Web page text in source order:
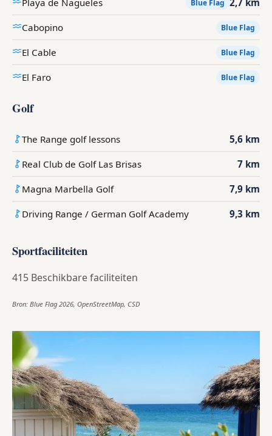
Playa de Nagüeles Blue Flag 2,7 km
Cabopino Blue Flag
El Cable Blue Flag
El Faro Blue Flag
Golf
The Range golf lessons 5,6 km
Real Club de Golf Las Brisas 7 km
Magna Marbella Golf 7,9 km
Driving Range / German Golf Academy 9,3 km
Sportfaciliteiten
415 Beschikbare faciliteiten
Bron: Blue Flag 2026, OpenStreetMap, CSD